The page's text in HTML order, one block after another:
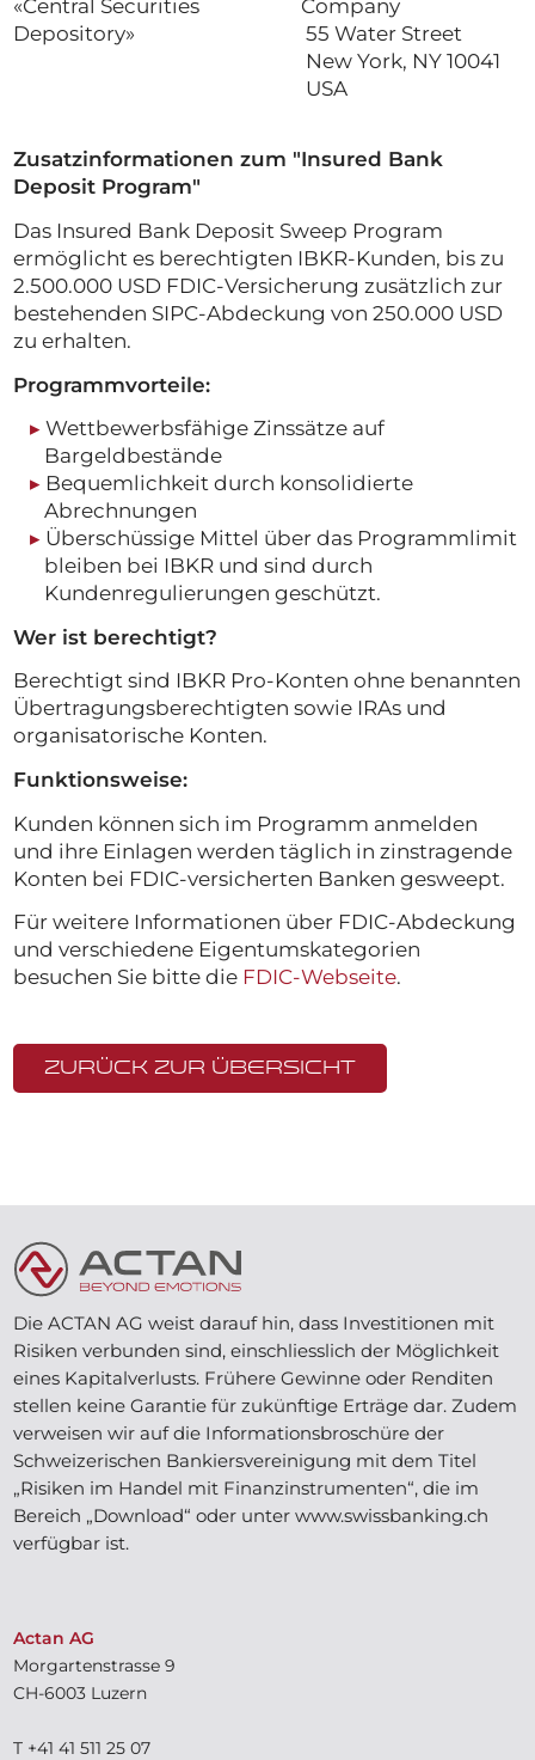
«Central Securities
Depository»
Company
55 Water Street
New York, NY 10041
USA
Zusatzinformationen zum "Insured Bank
Deposit Program"
Das Insured Bank Deposit Sweep Program
ermöglicht es berechtigten IBKR-Kunden, bis zu
2.500.000 USD FDIC-Versicherung zusätzlich zur
bestehenden SIPC-Abdeckung von 250.000 USD
zu erhalten.
Programmvorteile:
Wettbewerbsfähige Zinssätze auf
Bargeldbestände
Bequemlichkeit durch konsolidierte
Abrechnungen
Überschüssige Mittel über das Programmlimit
bleiben bei IBKR und sind durch
Kundenregulierungen geschützt.
Wer ist berechtigt?
Berechtigt sind IBKR Pro-Konten ohne benannten
Übertragungsberechtigten sowie IRAs und
organisatorische Konten.
Funktionsweise:
Kunden können sich im Programm anmelden
und ihre Einlagen werden täglich in zinstragende
Konten bei FDIC-versicherten Banken gesweept.
Für weitere Informationen über FDIC-Abdeckung
und verschiedene Eigentumskategorien
besuchen Sie bitte die FDIC-Webseite.
Zurück zur Übersicht
Die ACTAN AG weist darauf hin, dass Investitionen mit
Risiken verbunden sind, einschliesslich der Möglichkeit
eines Kapitalverlusts. Frühere Gewinne oder Renditen
stellen keine Garantie für zukünftige Erträge dar. Zudem
verweisen wir auf die Informationsbroschüre der
Schweizerischen Bankiersvereinigung mit dem Titel
„Risiken im Handel mit Finanzinstrumenten“, die im
Bereich „Download“ oder unter www.swissbanking.ch
verfügbar ist.
Actan AG
Morgartenstrasse 9
CH-6003 Luzern
T +41 41 511 25 07